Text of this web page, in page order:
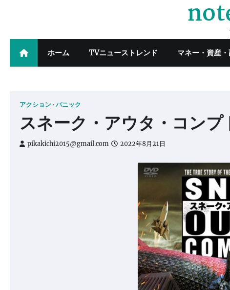
ホーム TVニューストレンド マネー・資産
アクション パニック
スネーク・アウタ・コンプ
pikakichi2015@gmail.com 2022年8月21日